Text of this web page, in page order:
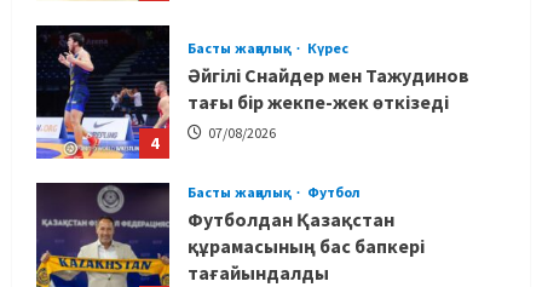
4
Басты жаңалық Күрес
Әйгілі Снайдер мен Тажудинов
тағы бір жекпе-жек өткізеді
07/08/2026
Басты жаңалық Футбол
Футболдан Қазақстан
құрамасының бас бапкері
тағайындалды